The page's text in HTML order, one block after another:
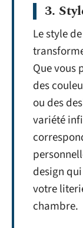
3.
Le style
Que vous
des
ou des
variété
design
votre
chambre.